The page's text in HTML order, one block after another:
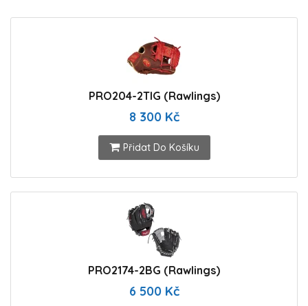
PRO204-2TIG (Rawlings)
8 300 Kč
Přidat Do Košíku
PRO2174-2BG (Rawlings)
6 500 Kč